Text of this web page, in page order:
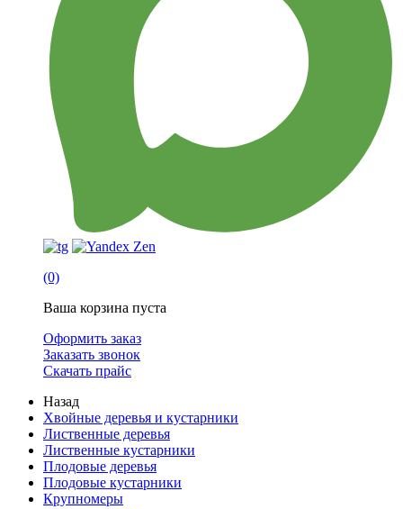
(0)
Ваша корзина пуста
Оформить заказ
Заказать звонок
Скачать прайс
Назад
Хвойные деревья и кустарники
Лиственные деревья
Лиственные кустарники
Плодовые деревья
Плодовые кустарники
Крупномеры